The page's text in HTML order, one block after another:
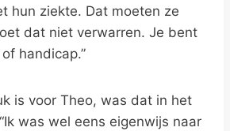
hun ziekte. Dat moeten ze
dat niet verwarren. Je bent
handicap.”
is voor Theo, was dat in het
was wel eens eigenwijs naar